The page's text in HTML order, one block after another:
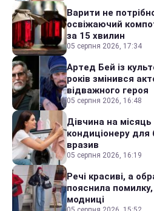
Варити не
освіжаючий
за 15 хвилин
05 серпня 2026, 17:34
Артед Бей із
років змінився
відважного героя
05 серпня 2026, 16:48
Дівчина на
кондиціонеру для
вразив
05 серпня 2026, 16:19
Речі красиві, а
пояснила
модниці